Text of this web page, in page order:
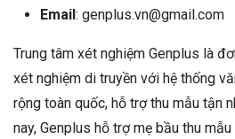
Email: genplus.vn@gmail.com
Trung tâm xét nghiệm Genplus là
xét nghiệm di truyền với hệ thống
rộng toàn quốc, hỗ trợ thu mẫu tận
nay, Genplus hỗ trợ mẹ bầu thu